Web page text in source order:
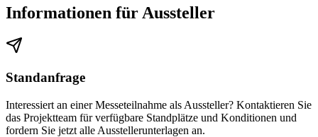
Informationen für Aussteller
Standanfrage
Interessiert an einer Messeteilnahme als Aussteller? Kontaktieren Sie
das Projektteam für verfügbare Standplätze und Konditionen und
fordern Sie jetzt alle Ausstellerunterlagen an.